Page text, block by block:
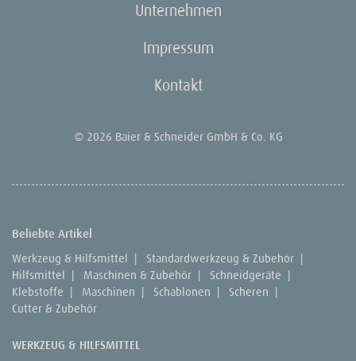
Unternehmen
Impressum
Kontakt
© 2026 Baier & Schneider GmbH & Co. KG
Beliebte Artikel
Werkzeug & Hilfsmittel | Standardwerkzeug & Zubehör |
Hilfsmittel | Maschinen & Zubehör | Schneidgeräte |
Klebstoffe | Maschinen | Schablonen | Scheren |
Cutter & Zubehör
WERKZEUG & HILFSMITTEL